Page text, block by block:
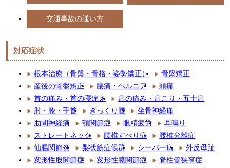
交通事故の通い方
対応症状
根本治療（骨盤・骨格・姿勢矯正）
骨盤矯正
産後の骨盤矯正
腰痛・ヘルニア
頭痛
首の痛み・首の寝違え
肩の痛み・肩こり・五十肩
肘・膝・手首
ぎっくり腰
坐骨神経痛
肋間神経痛
顎関節症 眼精疲労
耳鳴り
ストレートネック
腰椎すべり症
腰椎分離症
仙腸関節炎
梨状筋症候群 シーバー病
外反母趾
変形性股関節症
変形性膝関節症
脊柱管狭窄症